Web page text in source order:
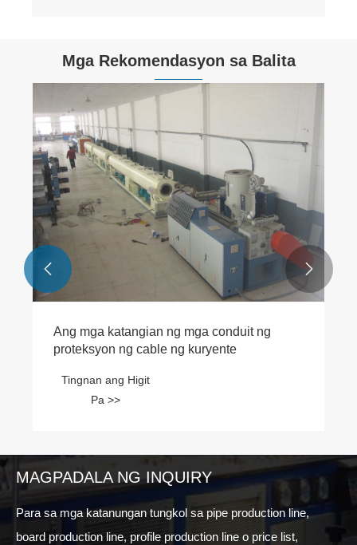
Mga Rekomendasyon sa Balita
Ang mga katangian ng mga conduit ng
proteksyon ng cable ng kuryente
Tingnan ang Higit
Pa >>
 
MAGPADALA NG INQUIRY
Para sa mga katanungan tungkol sa pipe production line,
board production line, profile production line o price list,